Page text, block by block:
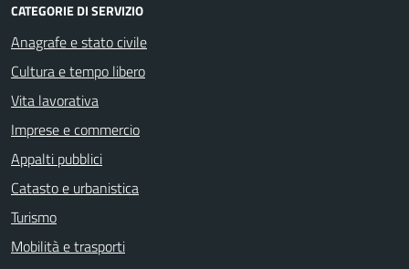
CATEGORIE DI SERVIZIO
Anagrafe e stato civile
Cultura e tempo libero
Vita lavorativa
Imprese e commercio
Appalti pubblici
Catasto e urbanistica
Turismo
Mobilità e trasporti